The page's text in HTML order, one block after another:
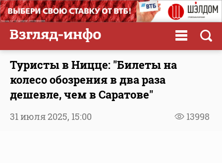
Туристы в Ницце: "Билеты на
колесо обозрения в два раза
дешевле, чем в Саратове"
13998
31 июля 2025, 15:00